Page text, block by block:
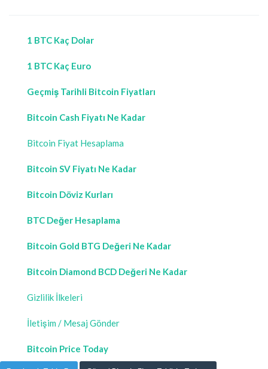
1 BTC Kaç Dolar
1 BTC Kaç Euro
Geçmiş Tarihli Bitcoin Fiyatları
Bitcoin Cash Fiyatı Ne Kadar
Bitcoin Fiyat Hesaplama
Bitcoin SV Fiyatı Ne Kadar
Bitcoin Döviz Kurları
BTC Değer Hesaplama
Bitcoin Gold BTG Değeri Ne Kadar
Bitcoin Diamond BCD Değeri Ne Kadar
Gizlilik İlkeleri
İletişim / Mesaj Gönder
Bitcoin Price Today